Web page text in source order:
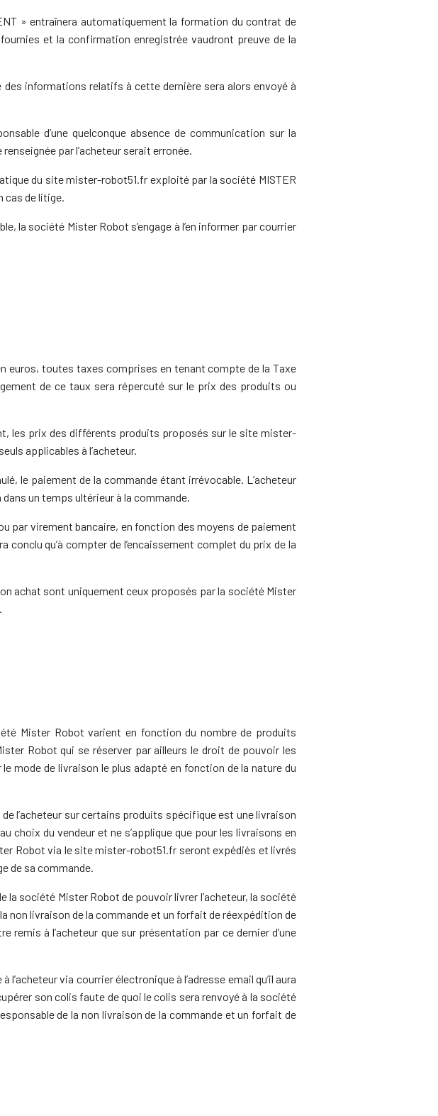
» entraînera automatiquement la formation du contrat de
fournies et la confirmation enregistrée vaudront preuve de la
des informations relatifs à cette dernière sera alors envoyé à
d’une quelconque absence de communication sur la
par l’acheteur serait erronée.
du site mister-robot51.fr exploité par la société MISTER
cas de litige.
la société Mister Robot s’engage à l’en informer par courrier
euros, toutes taxes comprises en tenant compte de la Taxe
de ce taux sera répercuté sur le prix des produits ou
les prix des différents produits proposés sur le site mister-
applicables à l’acheteur.
le paiement de la commande étant irrévocable. L’acheteur
un temps ultérieur à la commande.
par virement bancaire, en fonction des moyens de paiement
qu’à compter de l’encaissement complet du prix de la
achat sont uniquement ceux proposés par la société Mister
Mister Robot varient en fonction du nombre de produits
Robot qui se réserver par ailleurs le droit de pouvoir les
mode de livraison le plus adapté en fonction de la nature du
l’acheteur sur certains produits spécifique est une livraison
choix du vendeur et ne s’applique que pour les livraisons en
Robot via le site mister-robot51.fr seront expédiés et livrés
de sa commande.
société Mister Robot de pouvoir livrer l’acheteur, la société
non livraison de la commande et un forfait de réexpédition de
à l’acheteur que sur présentation par ce dernier d’une
via courrier électronique à l’adresse email qu’il aura
son colis faute de quoi le colis sera renvoyé à la société
de la non livraison de la commande et un forfait de